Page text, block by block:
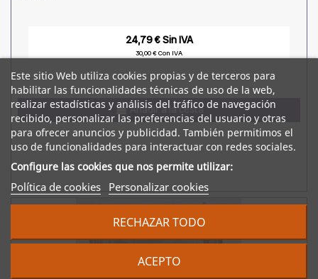
24,79 € Sin IVA
30,00 € Con IVA
Añadir a la cesta
Este sitio Web utiliza cookies propias y de terceros para
habilitar las funcionalidades técnicas de uso de la web,
realizar estadísticas y análisis del tráfico de navegación
recibido, personalizar las preferencias del usuario y otras
para ofrecer anuncios y publicidad. También permitimos el
uso de funcionalidades para interactuar con redes sociales.
Configure las cookies que nos permite utilizar:
Política de cookies Personalizar cookies
RECHAZAR TODO
ACEPTO